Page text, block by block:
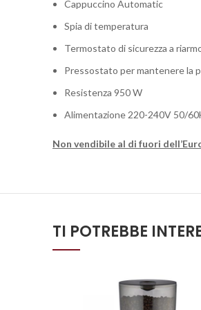
Cappuccino Automatic
Spia di temperatura
Termostato di sicurezza a
Pressostato per mantenere la
Resistenza 950 W
Alimentazione 220-240V 50/
Non vendibile al di fuori
TI POTREBBE